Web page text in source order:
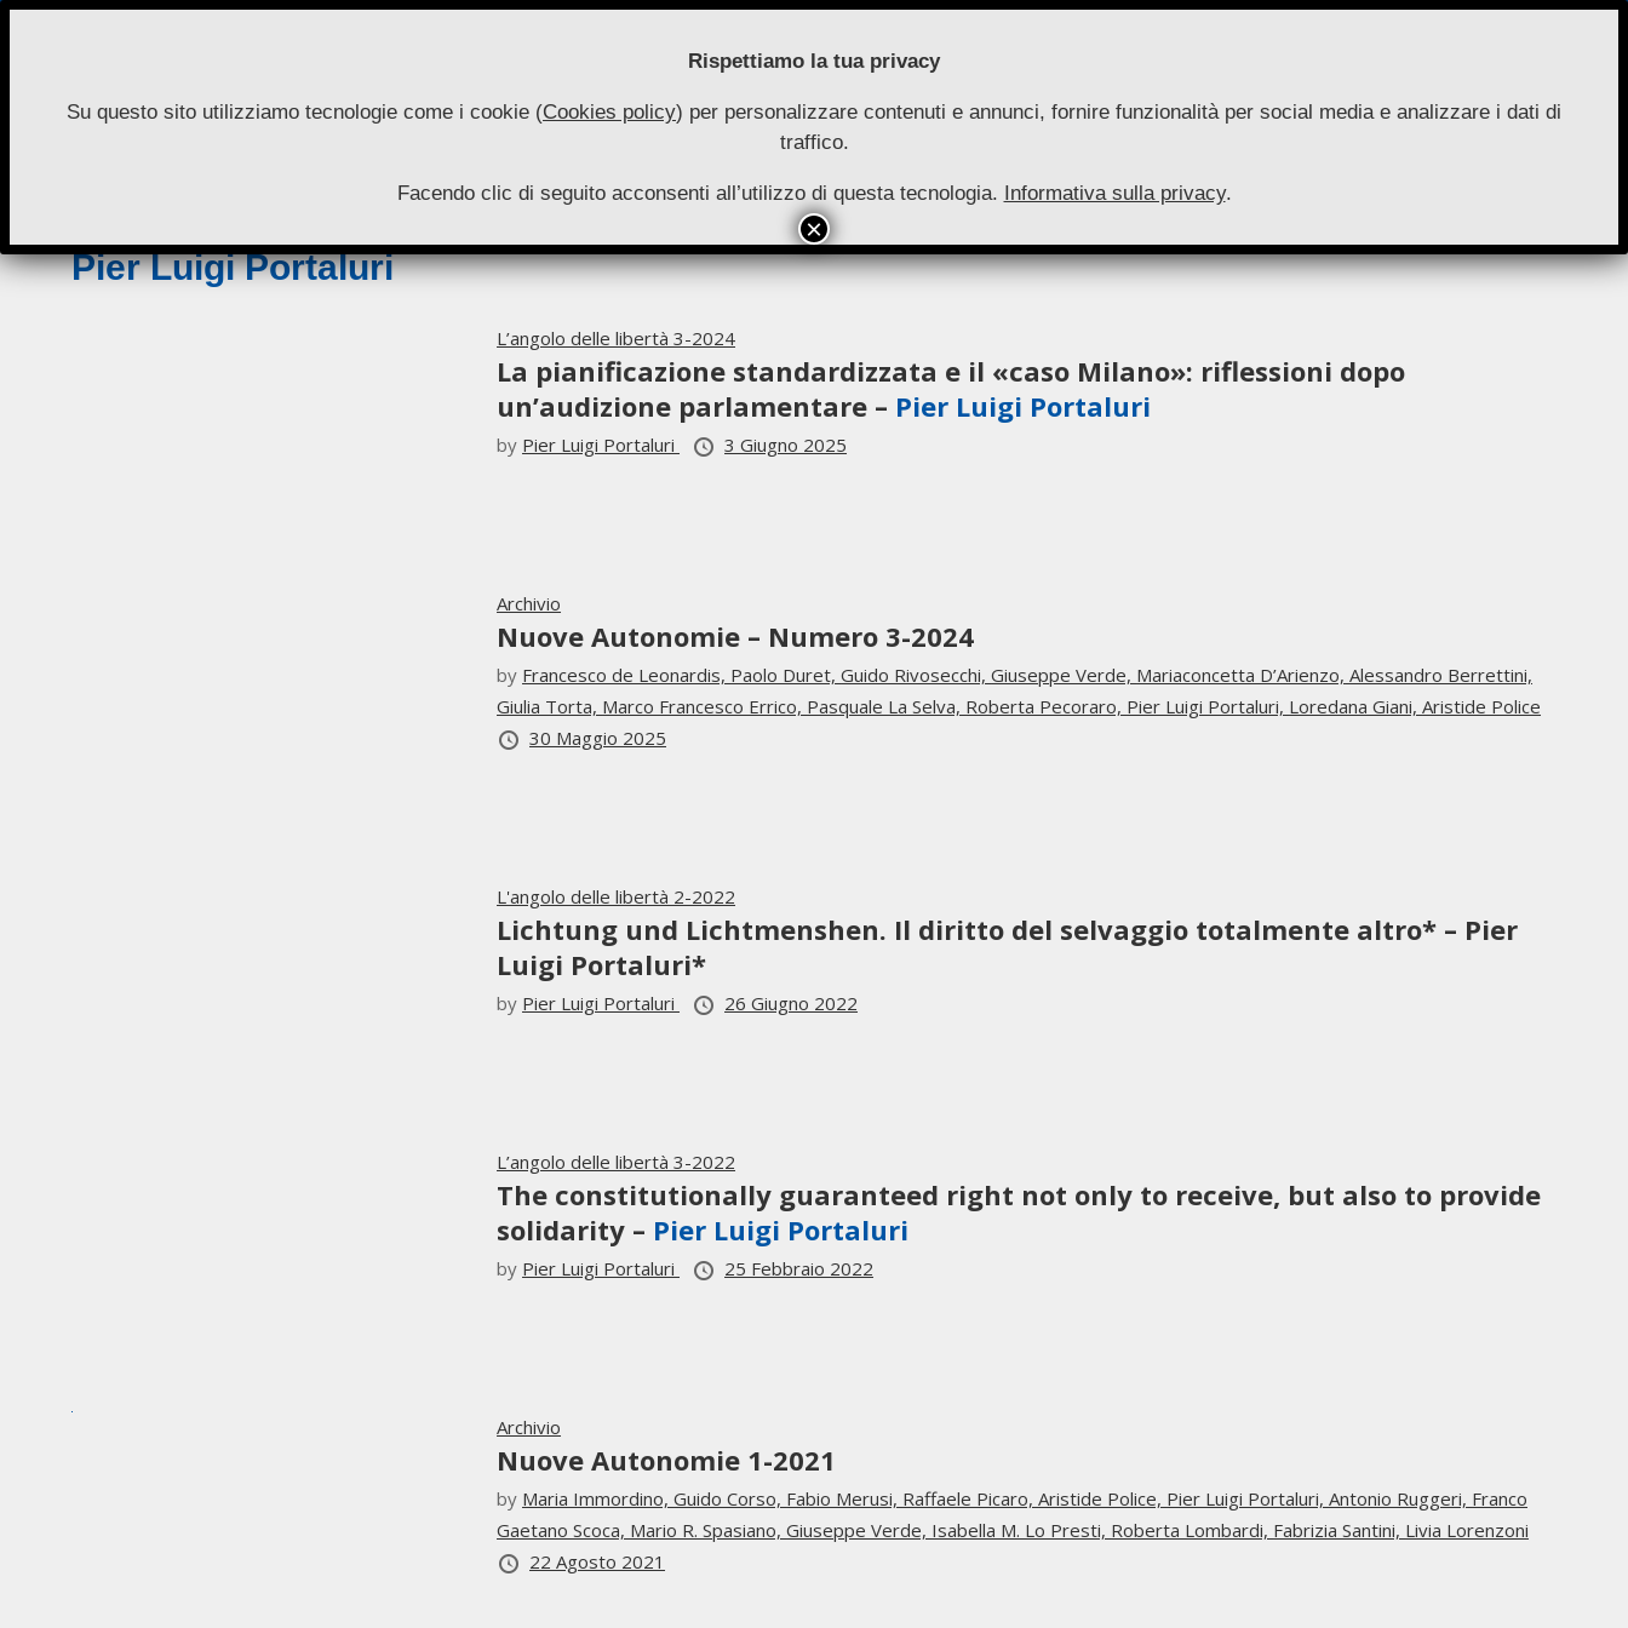
Skip
Autonomie
Primary
Navigation
COLLANA ARCHIVIO
Pier Luigi Portaluri
L’angolo delle libertà 3-2024
La pianificazione standardizzata e il «caso Milano»: riflessioni dopo
un’audizione parlamentare – Pier Luigi Portaluri
by Pier Luigi Portaluri 3 Giugno 2025
Archivio
Nuove Autonomie – Numero 3-2024
by Francesco de Leonardis, Paolo Duret,Guido Rivosecchi,Giuseppe Verde, Mariaconcetta D’Arienzo,Alessandro Berrettini,
Giulia Torta, Marco Francesco Errico, Pasquale La Selva, Roberta Pecoraro, Pier Luigi Portaluri, Loredana Giani,Aristide Police
30 Maggio 2025
L'angolo delle libertà 2-2022
Lichtung und Lichtmenshen. Il diritto del selvaggio totalmente altro* – Pier
Luigi Portaluri*
by Pier Luigi Portaluri 26 Giugno 2022
L’angolo delle libertà 3-2022
The constitutionally guaranteed right not only to receive, but also to provide
solidarity – Pier Luigi Portaluri
by Pier Luigi Portaluri 25 Febbraio 2022
Archivio
Nuove Autonomie 1-2021
by Maria Immordino,Guido Corso, Fabio Merusi, Raffaele Picaro,Aristide Police, Pier Luigi Portaluri,Antonio Ruggeri, Franco
Gaetano Scoca, Mario R. Spasiano,Giuseppe Verde, Isabella M. Lo Presti, Roberta Lombardi, Fabrizia Santini, Livia Lorenzoni
22 Agosto 2021
Rispettiamo la tua privacy
Su questo sito utilizziamo tecnologie come i cookie (Cookies policy) per personalizzare contenuti e annunci, fornire funzionalità per social media e analizzare i dati di
traffico.
Facendo clic di seguito acconsenti all’utilizzo di questa tecnologia. Informativa sulla privacy.